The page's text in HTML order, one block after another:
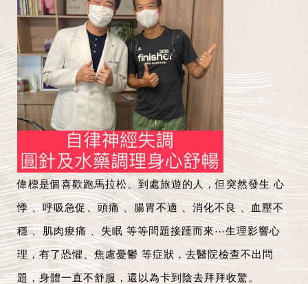
偉標是個喜歡跑馬拉松、到處旅遊的人，但突然發生 心
悸、呼吸急促、頭痛、 腸胃不適 、消化不良、血壓不
穩、肌肉痠痛、失眠等等問題接踵而來⋯生理影響心
理，有了恐懼、焦慮憂鬱 等症狀，去醫院檢查不出問
題，身體一直不舒服，還以為卡到陰去拜拜收驚。